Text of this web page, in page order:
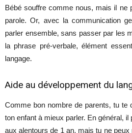
Bébé souffre comme nous, mais il ne
parole. Or, avec la communication
parler ensemble, sans passer par les
la phrase pré-verbale, élément
langage.
Aide au développement du
Comme bon nombre de parents, tu te
ton enfant à mieux parler. En général,
aux alentours de 1 an, mais tu ne